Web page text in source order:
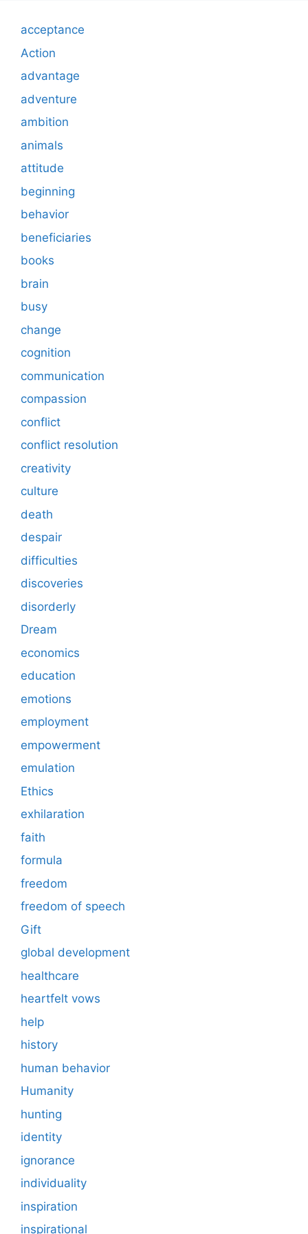
acceptance
Action
advantage
adventure
ambition
animals
attitude
beginning
behavior
beneficiaries
books
brain
busy
change
cognition
communication
compassion
conflict
conflict resolution
creativity
culture
death
despair
difficulties
discoveries
disorderly
Dream
economics
education
emotions
employment
empowerment
emulation
Ethics
exhilaration
faith
formula
freedom
freedom of speech
Gift
global development
healthcare
heartfelt vows
help
history
human behavior
Humanity
hunting
identity
ignorance
individuality
inspiration
inspirational